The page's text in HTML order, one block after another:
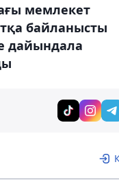
мемлекет
байланысты
дайындала